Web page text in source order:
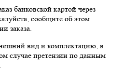
банковской картой через
сообщите об этом
заказа.
вид и комплектацию, в
случае претензии по данным